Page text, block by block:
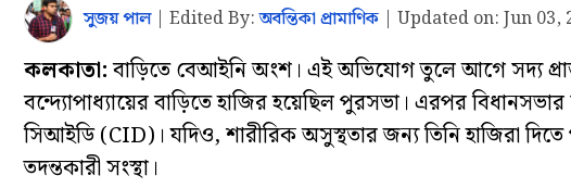
সুজয় পাল| Edited By:অবন্তিকা প্রামাণিক | Updated on: Jun 03,
কলকাতা:বাড়িতে বেআইনি অংশ। এই অভিযোগ তুলে আগে সদ্য
বন্দ্যোপাধ্যায়ের বাড়িতে হাজির হয়েছিল পুরসভা। এরপর
সিআইডি (CID)। যদিও, শারীরিক অসুস্থতার জন্য তিনি হাজিরা
তদন্তকারী সংস্থা।